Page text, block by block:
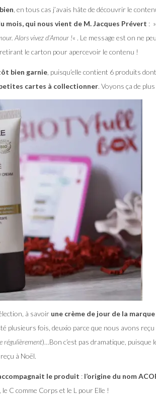
, en tous cas j’avais hâte de découvrir le
mois, qui nous vient de M. Jacques Prévert : »
Alors vivez d’Amour !« . Le message est on ne
le carton pour apercevoir le contenu !
bien garnie , puisqu’elle contient 6 produits
cartes à collectionner. Voyons ça de
à savoir une crème de jour de la marque
plusieurs fois, deuxio parce que nous avons reçu
régulièrement)…Bon c’est pas dramatique, puisque
à Noël.
le produit : l’origine du nom
C comme Corps et le L pour Elle !